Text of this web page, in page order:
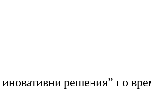
решения” по